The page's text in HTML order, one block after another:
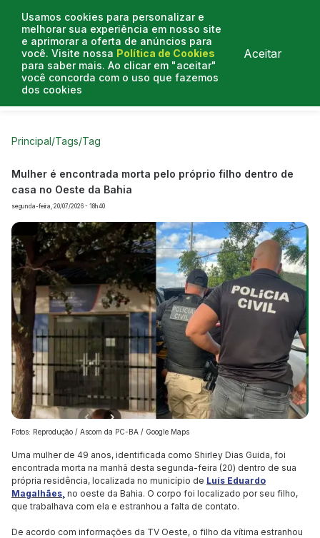
Usamos cookies para personalizar e
melhorar sua experiência em nosso site
e aprimorar a oferta de anúncios para
você. Visite nossa Política de Cookies
para saber mais. Ao clicar em "aceitar"
você concorda com o uso que fazemos
dos cookies
Aceitar
Curtas do Poder
Principal/Tags/Tag
Mulher é encontrada morta pelo próprio filho dentro de
casa no Oeste da Bahia
segunda-feira, 20/07/2026 - 18h40
Fotos: Reprodução / Ascom da PC-BA / Google Maps
Uma mulher de 49 anos, identificada como Shirley Dias Guida, foi
encontrada morta na manhã desta segunda-feira (20) dentro de sua
própria residência, localizada no município de Luís Eduardo
Magalhães, no oeste da Bahia. O corpo foi localizado por seu filho,
que trabalhava com ela e estranhou a falta de contato.
De acordo com informações da TV Oeste, o filho da vítima estranhou